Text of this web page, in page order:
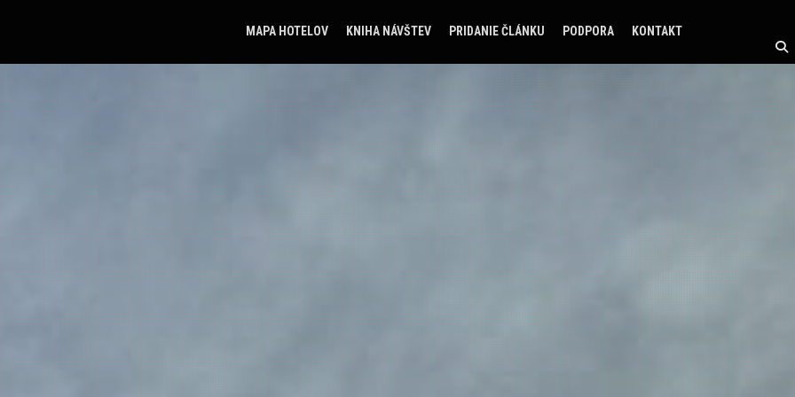
MAPA HOTELOV KNIHA NÁVŠTEV PRIDANIE ČLÁNKU PODPORA KONTAKT